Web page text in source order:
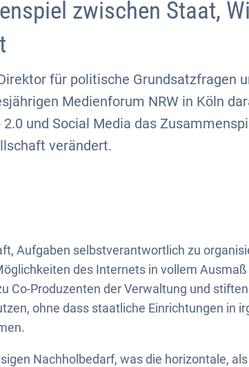
zwischen Staat,
für politische Grundsatzfragen
Medienforum NRW in Köln
und Social Media das
verändert.
Aufgaben selbstverantwortlich zu
des Internets in vollem
Co-Produzenten der Verwaltung und
ohne dass staatliche Einrichtungen in
Nachholbedarf, was die horizontale,